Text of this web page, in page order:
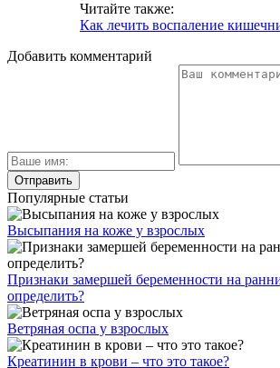
Читайте также:
Как лечить воспаление
Добавить комментарий
Популярные статьи
Высыпания на коже у взрослых
Признаки замершей беременности на
определить?
Ветряная оспа у взрослых
Креатинин в крови – что это такое?